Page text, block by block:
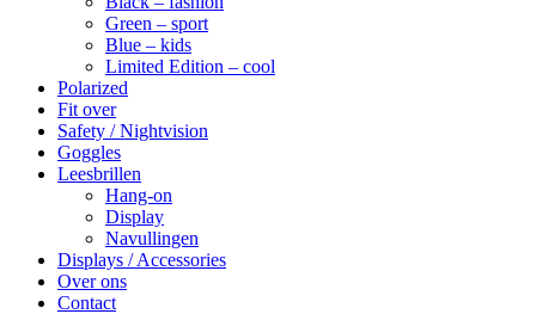
Green – sport
Blue – kids
Limited Edition – cool
Polarized
Fit over
Safety / Nightvision
Goggles
Leesbrillen
Hang-on
Display
Navullingen
Displays / Accessories
Over ons
Contact